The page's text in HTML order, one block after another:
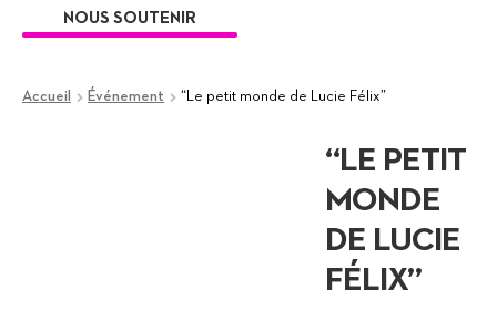
NOUS SOUTENIR
Accueil Événement “Le petit monde de Lucie Félix”
“LE PETIT
MONDE
DE LUCIE
FÉLIX”